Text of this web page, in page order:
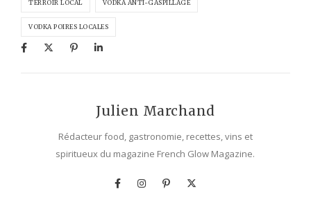
TERROIR LOCAL VODKA ANTI-GASPILLAGE
VODKA POIRES LOCALES
Julien Marchand
Rédacteur food, gastronomie, recettes, vins et
spiritueux du magazine French Glow Magazine.